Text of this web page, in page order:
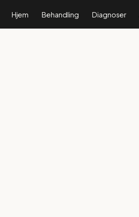
Hjem Behandling Diagnoser